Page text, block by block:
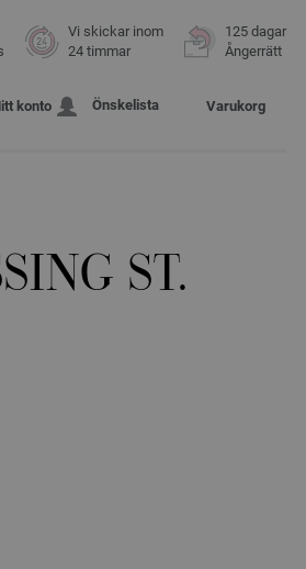
Vi skickar inom
24 timmar
125 dagar
Ångerrätt
konto Önskelista Varukorg
ST.